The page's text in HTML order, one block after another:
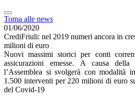
Torna alle news
01/06/2020
CrediFriuli: nel 2019 numeri ancora in
milioni di euro
Nuovi massimi storici per conti
assicurazioni emesse. A causa della
l’Assemblea si svolgerà con modalità
1.500 interventi per 220 milioni di euro
del Covid-19